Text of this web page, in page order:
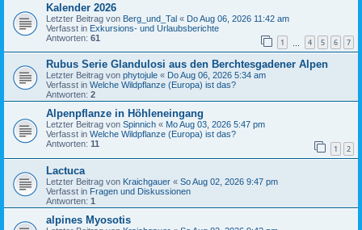
Kalender 2026
Letzter Beitrag von Berg_und_Tal « Do Aug 06, 2026 11:42 am
Verfasst in Exkursions- und Urlaubsberichte
Antworten: 61 1 4 5 6 7
Rubus Serie Glandulosi aus den Berchtesgadener Alpen
Letzter Beitrag von phytojule « Do Aug 06, 2026 5:34 am
Verfasst in Welche Wildpflanze (Europa) ist das?
Antworten: 2
Alpenpflanze in Höhleneingang
Letzter Beitrag von Spinnich « Mo Aug 03, 2026 5:47 pm
Verfasst in Welche Wildpflanze (Europa) ist das?
Antworten: 11 1 2
Lactuca
Letzter Beitrag von Kraichgauer « So Aug 02, 2026 9:47 pm
Verfasst in Fragen und Diskussionen
Antworten: 1
alpines Myosotis